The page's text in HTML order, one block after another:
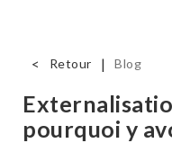
< Retour | Blog
pourquoi y